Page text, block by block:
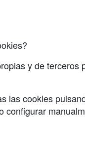
y de
las cookies
configurar